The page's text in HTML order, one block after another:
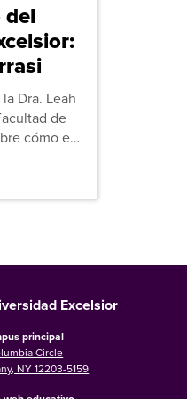
Dra. Leah
de
cómo el
apoya a los
Excelsior
principal
Circle
NY 12203-5159